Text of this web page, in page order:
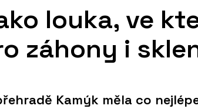
louka, ve
záhony i
Kamýk měla co